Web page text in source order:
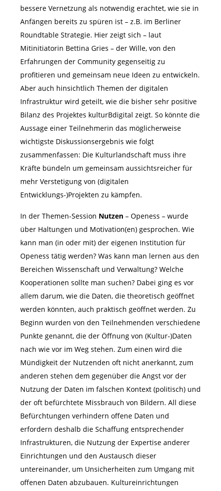
bessere Vernetzung als notwendig erachtet, wie sie in
Anfängen bereits zu spüren ist – z.B. im Berliner
Roundtable Strategie. Hier zeigt sich – laut
Mitinitiatorin Bettina Gries – der Wille, von den
Erfahrungen der Community gegenseitig zu
profitieren und gemeinsam neue Ideen zu entwickeln.
Aber auch hinsichtlich Themen der digitalen
Infrastruktur wird geteilt, wie die bisher sehr positive
Bilanz des Projektes kulturBdigital zeigt. So könnte die
Aussage einer Teilnehmerin das möglicherweise
wichtigste Diskussionsergebnis wie folgt
zusammenfassen: Die Kulturlandschaft muss ihre
Kräfte bündeln um gemeinsam aussichtsreicher für
mehr Verstetigung von (digitalen
Entwicklungs-)Projekten zu kämpfen.
In der Themen-Session Nutzen– Openess – wurde
über Haltungen und Motivation(en) gesprochen. Wie
kann man (in oder mit) der eigenen Institution für
Openess tätig werden? Was kann man lernen aus den
Bereichen Wissenschaft und Verwaltung? Welche
Kooperationen sollte man suchen? Dabei ging es vor
allem darum, wie die Daten, die theoretisch geöffnet
werden könnten, auch praktisch geöffnet werden. Zu
Beginn wurden von den Teilnehmenden verschiedene
Punkte genannt, die der Öffnung von (Kultur-)Daten
nach wie vor im Weg stehen. Zum einen wird die
Mündigkeit der Nutzenden oft nicht anerkannt, zum
anderen stehen dem gegenüber die Angst vor der
Nutzung der Daten im falschen Kontext (politisch) und
der oft befürchtete Missbrauch von Bildern. All diese
Befürchtungen verhindern offene Daten und
erfordern deshalb die Schaffung entsprechender
Infrastrukturen, die Nutzung der Expertise anderer
Einrichtungen und den Austausch dieser
untereinander, um Unsicherheiten zum Umgang mit
offenen Daten abzubauen. Kultureinrichtungen